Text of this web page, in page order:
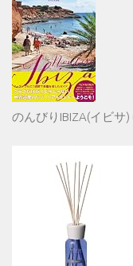
のんびりIBIZA(イビサ)